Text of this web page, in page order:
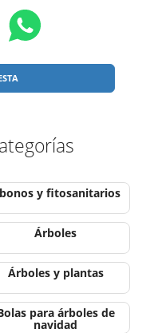
y fitosanitarios
Árboles
Árboles y plantas
para árboles de
navidad